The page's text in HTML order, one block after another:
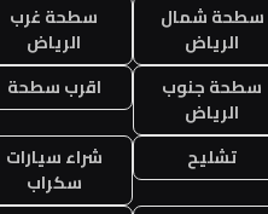
سطحة شمال
الرياض
سطحة غرب
الرياض
سطحة جنوب
الرياض
اقرب سطحة
تشليح
شراء سيارات
سكراب